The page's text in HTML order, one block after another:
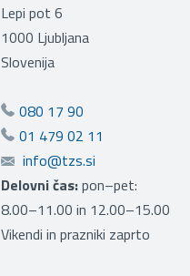
Lepi pot 6
1000 Ljubljana
Slovenija
080 17 90
01 479 02 11
info@tzs.si
Delovni čas:pon–pet:
8.00–11.00 in 12.00–15.00
Vikendi in prazniki zaprto